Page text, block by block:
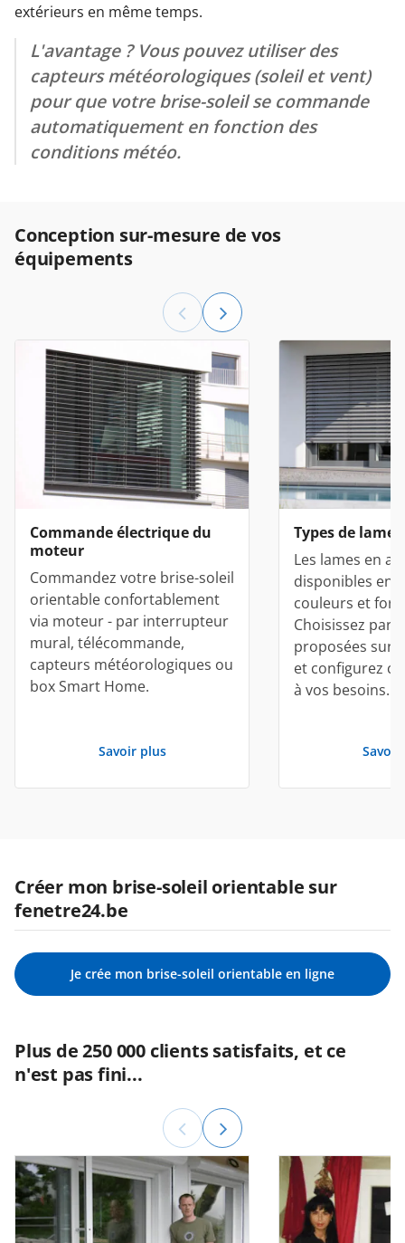
extérieurs en même temps.
L'avantage ? Vous pouvez utiliser des
capteurs météorologiques (soleil et vent)
pour que votre brise-soleil se commande
automatiquement en fonction des
conditions météo.
Conception sur-mesure de vos
équipements
Commande électrique du
moteur
Commandez votre brise-soleil
orientable confortablement
via moteur - par interrupteur
mural, télécommande,
capteurs météorologiques ou
box Smart Home.
Savoir plus
Types de lames
Les lames en
disponibles en
couleurs et
Choisissez
proposées sur
et configurez
à vos besoins.
Savoir
Créer mon brise-soleil orientable sur
fenetre24.be
Je crée mon brise-soleil orientable en ligne
Plus de 250 000 clients satisfaits, et ce
n'est pas fini...